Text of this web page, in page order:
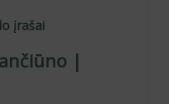
įrašai
|